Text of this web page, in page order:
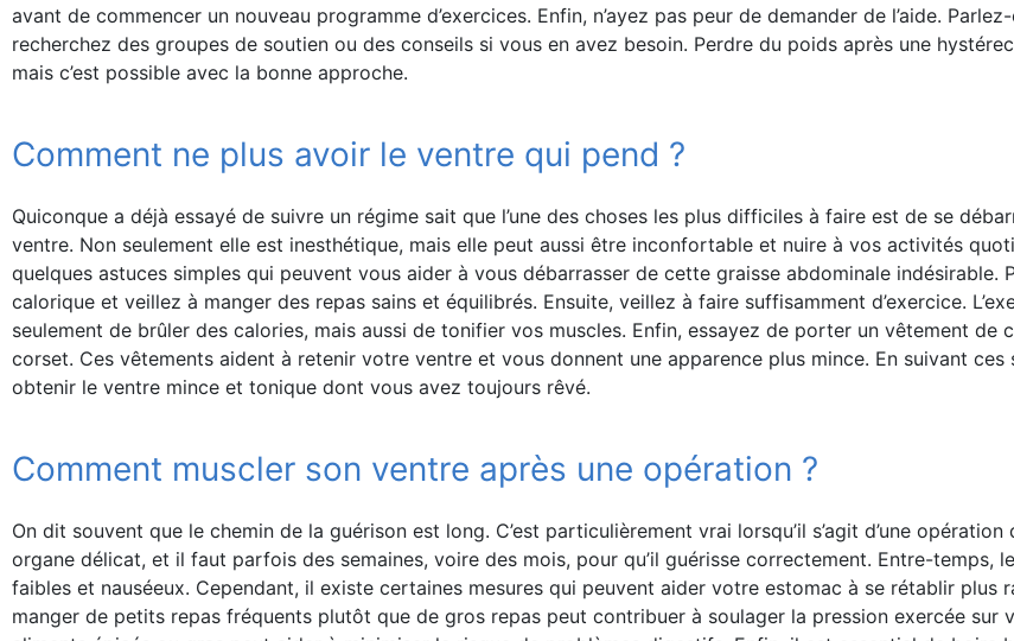
avant de commencer un nouveau programme d’exercices. Enfin, n’ayez pas peur de demander de l’aide.
recherchez des groupes de soutien ou des conseils si vous en avez besoin. Perdre du poids après une
mais c’est possible avec la bonne approche.
Comment ne plus avoir le ventre qui pend ?
Quiconque a déjà essayé de suivre un régime sait que l’une des choses les plus difficiles à faire est de se
ventre. Non seulement elle est inesthétique, mais elle peut aussi être inconfortable et nuire à vos activités
quelques astuces simples qui peuvent vous aider à vous débarrasser de cette graisse abdominale indésirable.
calorique et veillez à manger des repas sains et équilibrés. Ensuite, veillez à faire suffisamment d’exercice.
seulement de brûler des calories, mais aussi de tonifier vos muscles. Enfin, essayez de porter un vêtement de
corset. Ces vêtements aident à retenir votre ventre et vous donnent une apparence plus mince. En suivant ces
obtenir le ventre mince et tonique dont vous avez toujours rêvé.
Comment muscler son ventre après une opération ?
On dit souvent que le chemin de la guérison est long. C’est particulièrement vrai lorsqu’il s’agit d’une opération
organe délicat, et il faut parfois des semaines, voire des mois, pour qu’il guérisse correctement. Entre-temps,
faibles et nauséeux. Cependant, il existe certaines mesures qui peuvent aider votre estomac à se rétablir plus
manger de petits repas fréquents plutôt que de gros repas peut contribuer à soulager la pression exercée sur